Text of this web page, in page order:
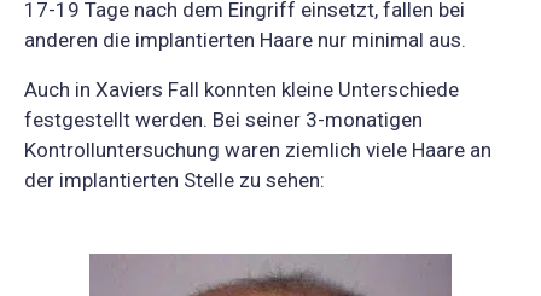
17-19 Tage nach dem Eingriff einsetzt, fallen bei
anderen die implantierten Haare nur minimal aus.
Auch in Xaviers Fall konnten kleine Unterschiede
festgestellt werden. Bei seiner 3-monatigen
Kontrolluntersuchung waren ziemlich viele Haare an
der implantierten Stelle zu sehen: